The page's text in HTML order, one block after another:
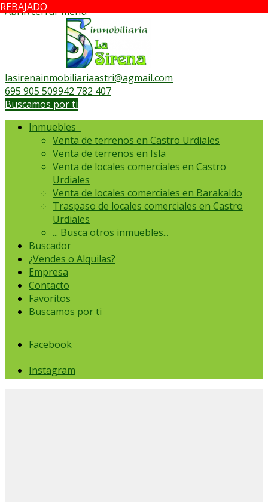
Abrir/cerrar menú
lasirenainmobiliariaastri@agmail.com
695 905 509942 782 407
Buscamos por ti
Inmuebles
Venta de terrenos en Castro Urdiales
Venta de terrenos en Isla
Venta de locales comerciales en Castro
Urdiales
Venta de locales comerciales en Barakaldo
Traspaso de locales comerciales en Castro
Urdiales
... Busca otros inmuebles...
Buscador
¿Vendes o Alquilas?
Empresa
Contacto
Favoritos
Buscamos por ti
Facebook
Instagram
REBAJADO
REBAJADO